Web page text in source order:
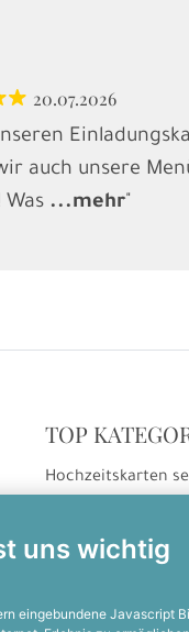
uns wichtig
eingebundene Javascript
20.07.2026
auch unsere
Was ...mehr
TOP
Hochzeitskarten
Einladungskarten